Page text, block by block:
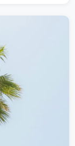
研制出来这些内容
很很大的心血才研